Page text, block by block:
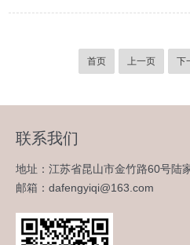
与溶剂混合物放入旋转
量限制，以避免溢出
首页 上一页 下
联系我们
地址：江苏省昆山市金竹路60号陆
邮箱：dafengyiqi@163.com